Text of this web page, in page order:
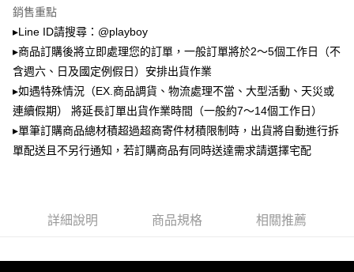
【注意事項】
1.本服務係由「台灣大哥大股份有限公司」（以下簡稱本公司）所提供，讓
用戶於交易時，得透過本服務購買商品或服務，並由商店將買賣／分期付款
買賣價金債權讓與本公司後，依約使用本公司帳單繳交帳款。
2.基於同意付款使用「大哥付你分期」之契約關係目的，商店將以您的個人
資料（包含姓名、電話或地址）提供予台灣大哥大進項蒐集、處理及利用，
由本公司與您本人進行分期帳單所需資料之確認、核對及更正。
3.完整用戶服務條款，請詳閱以下連結：https://oppay.tw/userRule
每筆NT$100，滿NT$900(含以上)免運費
付款後萊爾富取貨
7-11取貨付款
每筆NT$100，滿NT$900(含以上)免運費
付款後7-11取貨
每筆NT$100，滿NT$700(含以上)免運費
銷售重點
▸Line ID請搜尋：@playboy
▸商品訂購後將立即處理您的訂單，一般訂單將於2～5個工作日（不
含週六、日及國定例假日）安排出貨作業
▸如遇特殊情況（EX.商品調貨、物流處理不當、大型活動、天災或
連續假期） 將延長訂單出貨作業時間（一般約7～14個工作日）
▸單筆訂購商品總材積超過超商寄件材積限制時，出貨將自動進行拆
單配送且不另行通知，若訂購商品有同時送達需求請選擇宅配
詳細說明 商品規格 相關推薦